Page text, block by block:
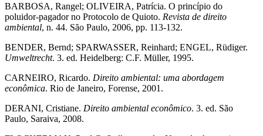
BARBOSA, Rangel; OLIVEIRA, Patrícia. O princípio do
poluidor-pagador no Protocolo de Quioto. Revista de direito
ambiental, n. 44. São Paulo, 2006, pp. 113-132.
BENDER, Bernd; SPARWASSER, Reinhard; ENGEL, Rüdiger.
Umweltrecht. 3. ed. Heidelberg: C.F. Müller, 1995.
CARNEIRO, Ricardo. Direito ambiental: uma abordagem
econômica. Rio de Janeiro, Forense, 2001.
DERANI, Cristiane. Direito ambiental econômico. 3. ed. São
Paulo, Saraiva, 2008.